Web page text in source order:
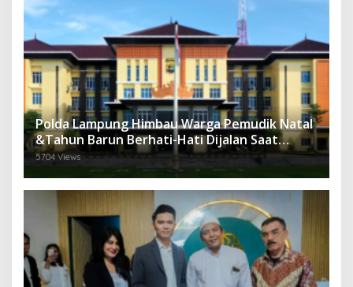
Polda Lampung Himbau Warga Pemudik Natal
&Tahun Barun Berhati-Hati Dijalan Saat
Melintas di -Titik Rawan Kecelakaan
5704 Views